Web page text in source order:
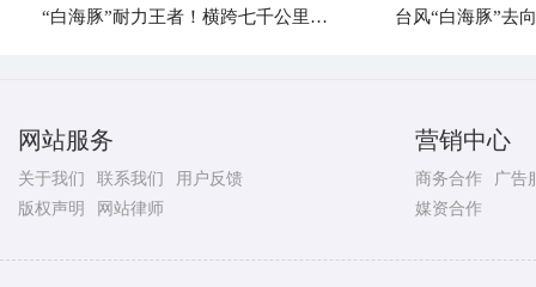
“白海豚”耐力王者！横跨七千公里直奔华东 台风“白海豚”去
网站服务
关于我们 联系我们
用户反馈
版权声明
网站律师
营销中心
商务合作
广告
媒资合作